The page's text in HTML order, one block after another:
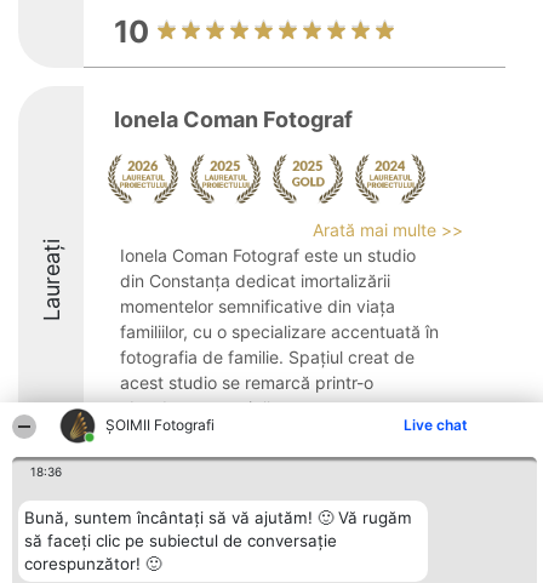
ȘOIMII Fotografi Live chat
18:36
Bună, suntem încântați să vă ajutăm! 🙂 Vă rugăm
să faceți clic pe subiectul de conversație
corespunzător! 🙂
10
Laureați
Ionela Coman Fotograf
Arată mai multe >>
Ionela Coman Fotograf este un studio
din Constanța dedicat imortalizării
momentelor semnificative din viața
familiilor, cu o specializare accentuată în
fotografia de familie. Spațiul creat de
acest studio se remarcă printr-o
abordare empatică ...
10
Organizator Ranking
BRIGHT SOLUTIONS BR SRL
Aleea Timisul De Sus 2 Bl. A30
Plebiscyt